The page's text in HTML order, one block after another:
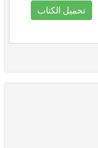
تحميل الكتاب